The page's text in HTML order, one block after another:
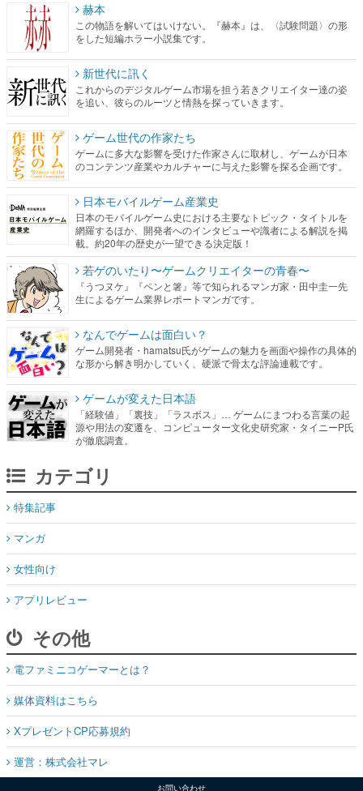
赫本
この物語を解いてはいけない。『赫本』は、〈試験問題〉の形
をした短編ホラー小説集です。
新世代に訊く
これからのデジタルゲーム市場を担う若きクリエイター達の姿
を追い、彼らのルーツと情熱を探っていきます。
ゲーム世代の作家たち
ゲームに多大な影響を受けた作家さんに取材し、ゲームが日本
のコンテンツ産業やカルチャーに与えた影響を探る企画です。
日本モバイルゲーム産業史
日本のモバイルゲーム史における主要なトピック・タイトルを
網羅するほか、開発者へのインタビューや識者による解説を掲
載。約20年の歴史が一望できる決定版！
若ゲのいたり〜ゲームクリエイターの青春〜
『うつヌケ』『ペンと箸』等で知られるマンガ家・田中圭一先
生によるゲーム業界レポートマンガです。
なんでゲームは面白い？
ゲーム開発者・hamatsu氏がゲームの魅力を画面や操作の具体的
な形から解き明かしていく、硬派で骨太な評論連載です。
ゲームが変えた日本語
「経験値」「裏技」「ラスボス」… ゲームにまつわる言葉の起
源や用法の変遷を、コンピューター文化史研究家・タイニーP氏
が徹底調査。
カテゴリ
特集記事
マンガ
女性向け
アプリレビュー
その他
電ファミニコゲーマーとは？
媒体資料はこちら
XプレゼントCP応募規約
運営：株式会社マレ
お問い合わせ